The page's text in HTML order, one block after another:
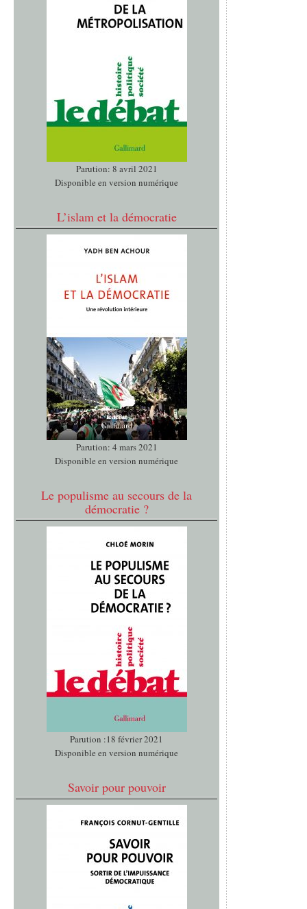
Parution: 8 avril 2021
Disponible en version numérique
L’islam et la démocratie
Parution: 4 mars 2021
Disponible en version numérique
Le populisme au secours de la
démocratie ?
Parution :18 février 2021
Disponible en version numérique
Savoir pour pouvoir